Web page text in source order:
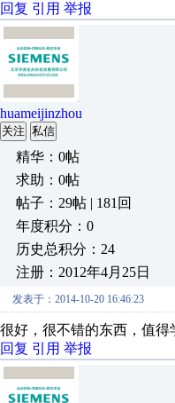
回复 引用 举报
huameijinzhou
关注 私信
精华：0帖
求助：0帖
帖子：29帖 | 181回
年度积分：0
历史总积分：24
注册：2012年4月25日
发表于：2014-10-20 16:46:23
很好，很不错的东西，值
回复 引用 举报